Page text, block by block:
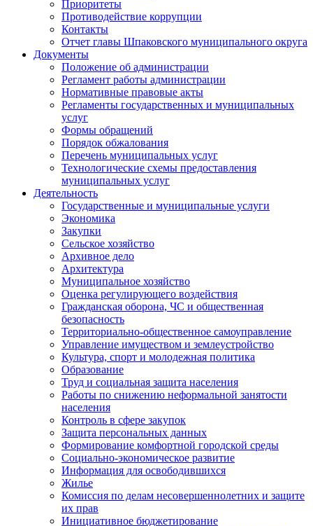
Приоритеты
Противодействие коррупции
Контакты
Отчет главы Шпаковского муниципального округа
Документы
Положение об администрации
Регламент работы администрации
Нормативные правовые акты
Регламенты государственных и муниципальных
услуг
Формы обращений
Порядок обжалования
Перечень муниципальных услуг
Технологические схемы предоставления
муниципальных услуг
Деятельность
Государственные и муниципальные услуги
Экономика
Закупки
Сельское хозяйство
Архивное дело
Архитектура
Муниципальное хозяйство
Оценка регулирующего воздействия
Гражданская оборона, ЧС и общественная
безопасность
Территориально-общественное самоуправление
Управление имуществом и землеустройство
Культура, спорт и молодежная политика
Образование
Труд и социальная защита населения
Работы по снижению неформальной занятости
населения
Контроль в сфере закупок
Защита персональных данных
Формирование комфортной городской среды
Социально-экономическое развитие
Информация для освободившихся
Жилье
Комиссия по делам несовершеннолетних и защите
их прав
Инициативное бюджетирование